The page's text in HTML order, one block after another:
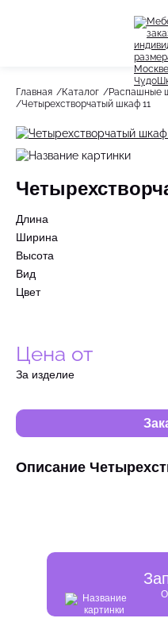
Весь раздел
Стеллажи
Гардеробные системы
Детское
Весь раздел
Главная Каталог Распашные
Четырехстворчатый шкаф 11
Длина
Ширина
Высота
Вид
Цвет
Цена от
За изделие
Описание